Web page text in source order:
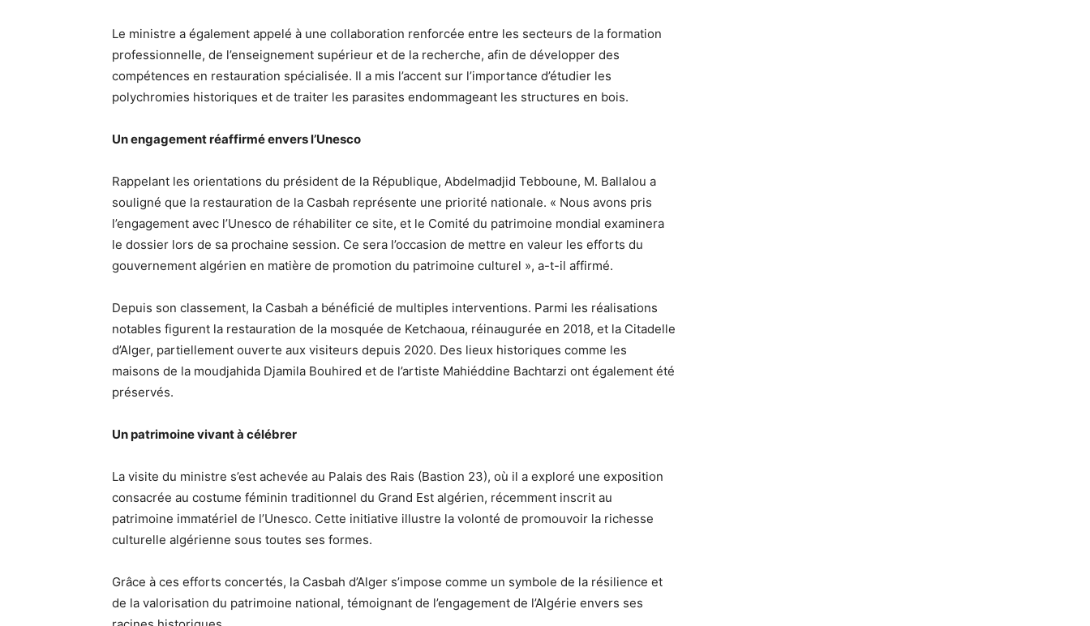
Le ministre a également appelé à une collaboration renforcée entre les secteurs de la formation
professionnelle, de l’enseignement supérieur et de la recherche, afin de développer des
compétences en restauration spécialisée. Il a mis l’accent sur l’importance d’étudier les
polychromies historiques et de traiter les parasites endommageant les structures en bois.
Un engagement réaffirmé envers l’Unesco
Rappelant les orientations du président de la République, Abdelmadjid Tebboune, M. Ballalou a
souligné que la restauration de la Casbah représente une priorité nationale. « Nous avons pris
l’engagement avec l’Unesco de réhabiliter ce site, et le Comité du patrimoine mondial examinera
le dossier lors de sa prochaine session. Ce sera l’occasion de mettre en valeur les efforts du
gouvernement algérien en matière de promotion du patrimoine culturel », a-t-il affirmé.
Depuis son classement, la Casbah a bénéficié de multiples interventions. Parmi les réalisations
notables figurent la restauration de la mosquée de Ketchaoua, réinaugurée en 2018, et la Citadelle
d’Alger, partiellement ouverte aux visiteurs depuis 2020. Des lieux historiques comme les
maisons de la moudjahida Djamila Bouhired et de l’artiste Mahiéddine Bachtarzi ont également été
préservés.
Un patrimoine vivant à célébrer
La visite du ministre s’est achevée au Palais des Rais (Bastion 23), où il a exploré une exposition
consacrée au costume féminin traditionnel du Grand Est algérien, récemment inscrit au
patrimoine immatériel de l’Unesco. Cette initiative illustre la volonté de promouvoir la richesse
culturelle algérienne sous toutes ses formes.
Grâce à ces efforts concertés, la Casbah d’Alger s’impose comme un symbole de la résilience et
de la valorisation du patrimoine national, témoignant de l’engagement de l’Algérie envers ses